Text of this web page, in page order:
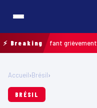
⚡ Breaking
: un enfant grièvement brûlé
Accueil›Brésil›
BRÉSIL